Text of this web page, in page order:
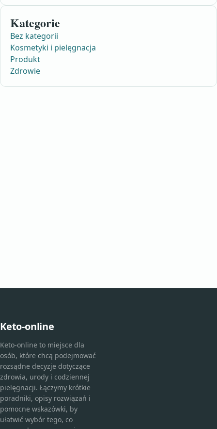
Kategorie
Bez kategorii
Kosmetyki i pielęgnacja
Produkt
Zdrowie
Keto-online
Keto-online to miejsce dla
osób, które chcą podejmować
rozsądne decyzje dotyczące
zdrowia, urody i codziennej
pielęgnacji. Łączymy krótkie
poradniki, opisy rozwiązań i
pomocne wskazówki, by
ułatwić wybór tego, co